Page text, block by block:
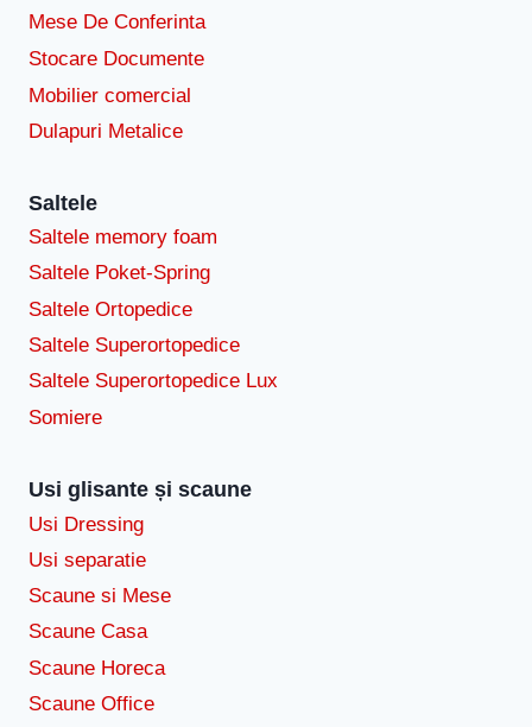
Mese De Conferinta
Stocare Documente
Mobilier comercial
Dulapuri Metalice
Saltele
Saltele memory foam
Saltele Poket-Spring
Saltele Ortopedice
Saltele Superortopedice
Saltele Superortopedice Lux
Somiere
Usi glisante și scaune
Usi Dressing
Usi separatie
Scaune si Mese
Scaune Casa
Scaune Horeca
Scaune Office